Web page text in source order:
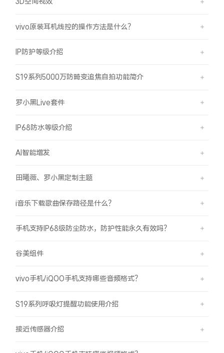
vivo原装耳机线控的操作方法是什么？
IP防护等级介绍
S19系列5000万防畸变追焦自拍功能简介
罗小黑Live套件
IP68防水等级介绍
AI智能增发
田曦薇、罗小黑定制主题
i音乐下载歌曲保存路径是什么？
手机支持IP68级防尘防水，防护性能永久有效吗？
谷美组件
vivo手机/iQOO手机支持哪些音频格式？
S19系列呼吸灯提醒功能使用介绍
接近传感器介绍